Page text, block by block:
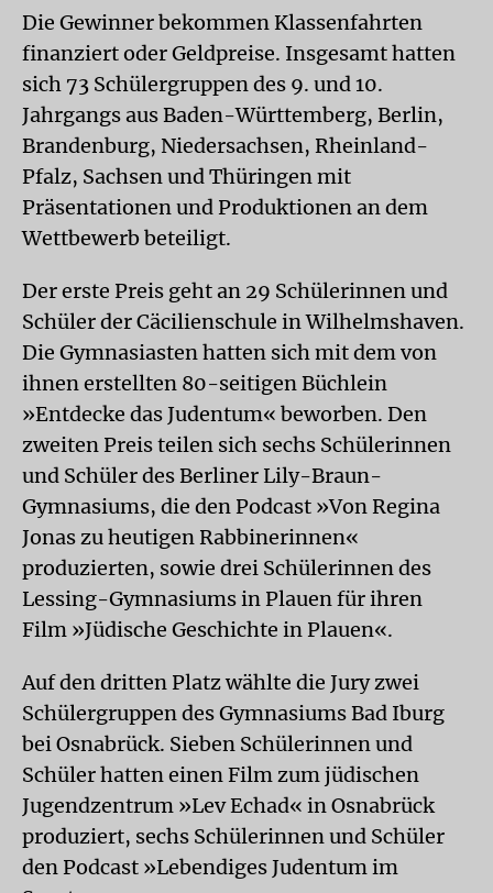
Die Gewinner bekommen Klassenfahrten
finanziert oder Geldpreise. Insgesamt hatten
sich 73 Schülergruppen des 9. und 10.
Jahrgangs aus Baden-Württemberg, Berlin,
Brandenburg, Niedersachsen, Rheinland-
Pfalz, Sachsen und Thüringen mit
Präsentationen und Produktionen an dem
Wettbewerb beteiligt.
Der erste Preis geht an 29 Schülerinnen und
Schüler der Cäcilienschule in Wilhelmshaven.
Die Gymnasiasten hatten sich mit dem von
ihnen erstellten 80-seitigen Büchlein
»Entdecke das Judentum« beworben. Den
zweiten Preis teilen sich sechs Schülerinnen
und Schüler des Berliner Lily-Braun-
Gymnasiums, die den Podcast »Von Regina
Jonas zu heutigen Rabbinerinnen«
produzierten, sowie drei Schülerinnen des
Lessing-Gymnasiums in Plauen für ihren
Film »Jüdische Geschichte in Plauen«.
Auf den dritten Platz wählte die Jury zwei
Schülergruppen des Gymnasiums Bad Iburg
bei Osnabrück. Sieben Schülerinnen und
Schüler hatten einen Film zum jüdischen
Jugendzentrum »Lev Echad« in Osnabrück
produziert, sechs Schülerinnen und Schüler
den Podcast »Lebendiges Judentum im